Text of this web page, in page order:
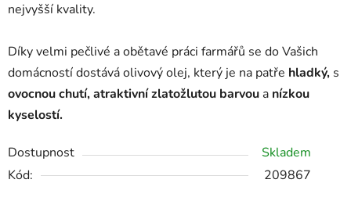
nejvyšší kvality.
Díky velmi pečlivé a obětavé práci farmářů se do Vašich
domácností dostává olivový olej, který je na patře hladký, s
ovocnou chutí, atraktivní zlatožlutou barvou a nízkou
kyselostí.
Dostupnost
Skladem
Kód:
209867